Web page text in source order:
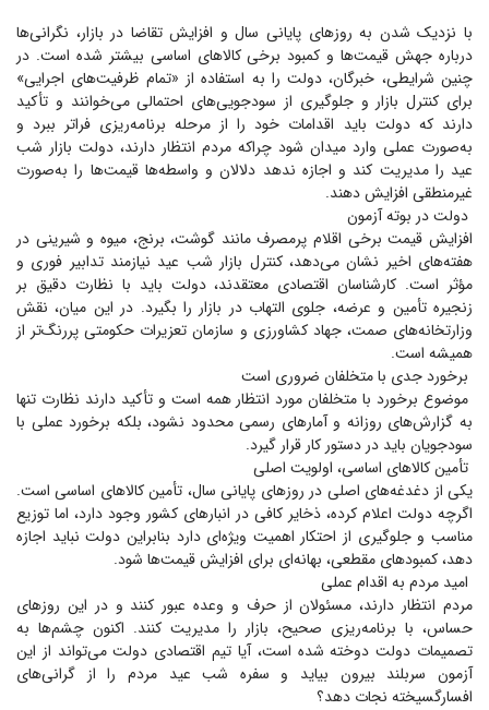
با نزدیک شدن به روز‌های پایانی سال و افزایش تقاضا در بازار، نگرانی‌ها
درباره جهش قیمت‌ها و کمبود برخی کالا‌های اساسی بیشتر شده است. در
چنین شرایطی، خبرگان، دولت را به استفاده از «تمام ظرفیت‌های اجرایی»
برای کنترل بازار و جلوگیری از سودجویی‌های احتمالی می‌خوانند و تأکید
دارند که دولت باید اقدامات خود را از مرحله برنامه‌ریزی فراتر ببرد و
به‌صورت عملی وارد میدان شود چراکه مردم انتظار دارند، دولت بازار شب
عید را مدیریت کند و اجازه ندهد دلالان و واسطه‌ها قیمت‌ها را به‌صورت
غیرمنطقی افزایش دهند.
دولت در بوته آزمون
افزایش قیمت برخی اقلام پرمصرف مانند گوشت، برنج، میوه و شیرینی در
هفته‌های اخیر نشان می‌دهد، کنترل بازار شب عید نیازمند تدابیر فوری و
مؤثر است. کارشناسان اقتصادی معتقدند، دولت باید با نظارت دقیق بر
زنجیره تأمین و عرضه، جلوی التهاب در بازار را بگیرد. در این میان، نقش
وزارتخانه‌های صمت، جهاد کشاورزی و سازمان تعزیرات حکومتی پررنگ‌تر از
همیشه است.
برخورد جدی با متخلفان ضروری است
موضوع برخورد با متخلفان مورد انتظار همه است و تأکید دارند نظارت تنها
به گزارش‌های روزانه و آمار‌های رسمی محدود نشود، بلکه برخورد عملی با
سودجویان باید در دستور کار قرار گیرد.
تأمین کالا‌های اساسی، اولویت اصلی
یکی از دغدغه‌های اصلی در روز‌های پایانی سال، تأمین کالا‌های اساسی است.
اگرچه دولت اعلام کرده، ذخایر کافی در انبار‌های کشور وجود دارد، اما توزیع
مناسب و جلوگیری از احتکار اهمیت ویژه‌ای دارد بنابراین دولت نباید اجازه
دهد، کمبود‌های مقطعی، بهانه‌ای برای افزایش قیمت‌ها شود.
امید مردم به اقدام عملی
مردم انتظار دارند، مسئولان از حرف و وعده عبور کنند و در این روز‌های
حساس، با برنامه‌ریزی صحیح، بازار را مدیریت کنند. اکنون چشم‌ها به
تصمیمات دولت دوخته شده است، آیا تیم اقتصادی دولت می‌تواند از این
آزمون سربلند بیرون بیاید و سفره شب عید مردم را از گرانی‌های
افسارگسیخته نجات دهد؟